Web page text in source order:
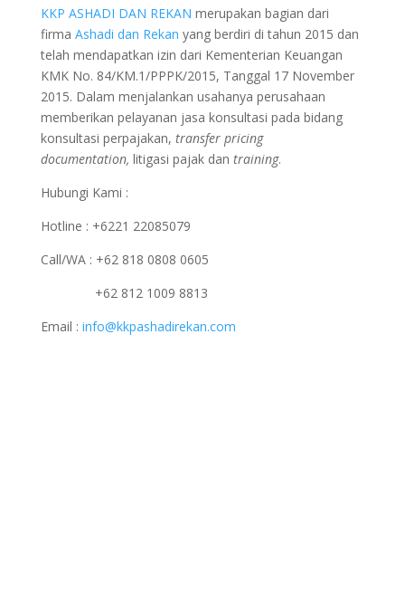
KKP ASHADI DAN REKAN merupakan bagian dari
firma Ashadi dan Rekan yang berdiri di tahun 2015 dan
telah mendapatkan izin dari Kementerian Keuangan
KMK No. 84/KM.1/PPPK/2015, Tanggal 17 November
2015. Dalam menjalankan usahanya perusahaan
memberikan pelayanan jasa konsultasi pada bidang
konsultasi perpajakan, transfer pricing
documentation, litigasi pajak dan training.
Hubungi Kami :
Hotline : +6221 22085079
Call/WA : +62 818 0808 0605
+62 812 1009 8813
Email : info@kkpashadirekan.com